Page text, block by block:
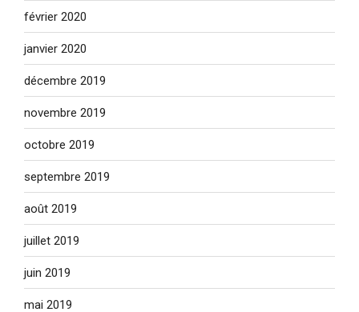
février 2020
janvier 2020
décembre 2019
novembre 2019
octobre 2019
septembre 2019
août 2019
juillet 2019
juin 2019
mai 2019